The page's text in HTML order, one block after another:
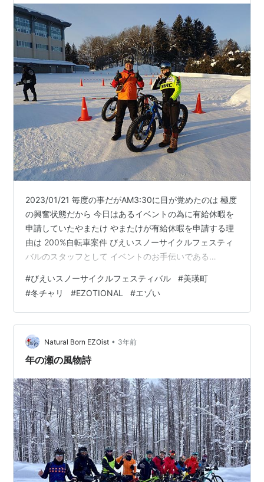
2023/01/21 毎度の事だがAM3:30に目が覚めたのは 極度
の興奮状態だから 今日はあるイベントの為に有給休暇を
申請していたやまたけ やまたけが有給休暇を申請する理
由は 200%自転車案件 びえいスノーサイクルフェスティ
バルのスタッフとして イベントのお手伝いである
こちら ezotional.com 前日からバイクの積み込みは完了
している 今朝は（まだ夜中の域）やけに寒い なんでも今
季一番の冷え込みになる予報らしい 起きて30分後にはす
っかり準備も完了してしまった ぐぬぬぬ、やる事無ぇ～
～～ そう…
#びえいスノーサイクルフェスティバル #美瑛町
#冬チャリ #EZOTIONAL #エゾい
Natural Born EZOist • 3年前
年の瀬の風物詩